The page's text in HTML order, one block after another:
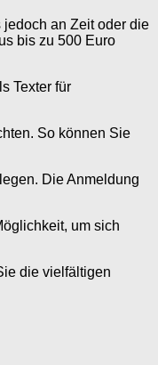
an Zeit oder die
bis zu 500 Euro
Texter für
So können Sie
Die Anmeldung
um sich
die vielfältigen